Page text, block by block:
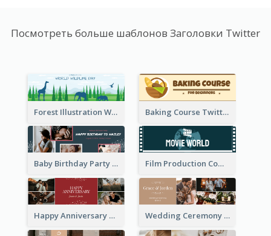
Посмотреть больше шаблонов Заголовки Twitter
Forest Illustration World Wildlife Day Twitter Header Baking Course Twitter Header
Baby Birthday Party Twitter Header Film Production Company Twitter Header
Happy Anniversary Twitter Header Wedding Ceremony Twitter Header